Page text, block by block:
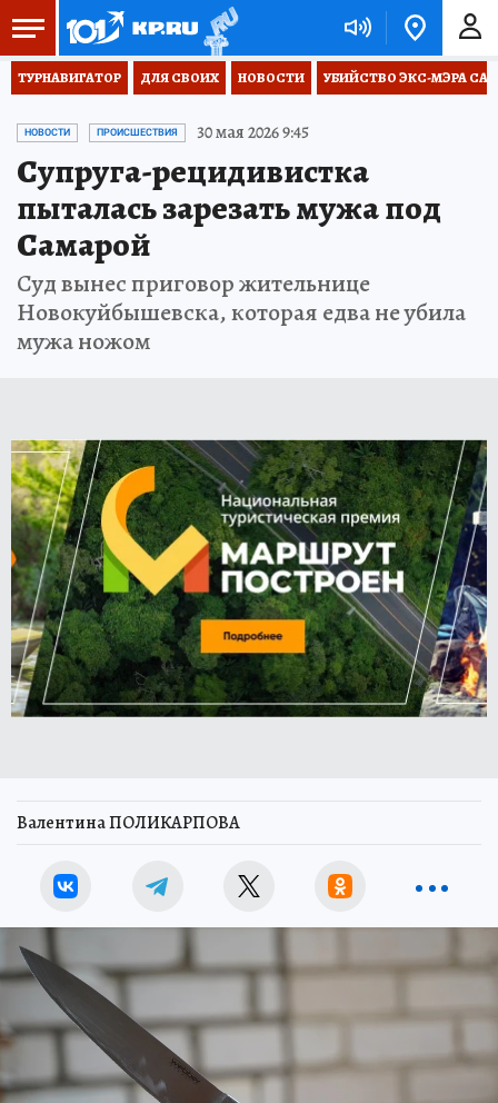
ТУРНАВИГАТОР ДЛЯ СВОИХ НОВОСТИ УБИЙСТВО ЭКС-МЭРА
НОВОСТИ ПРОИСШЕСТВИЯ 30 мая 2026 9:45
Супруга-рецидивистка
пыталась зарезать мужа под
Самарой
Суд вынес приговор жительнице
Новокуйбышевска, которая едва не убила
мужа ножом
Валентина ПОЛИКАРПОВА